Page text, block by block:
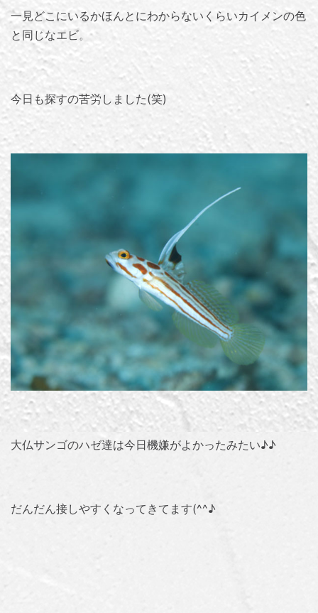
一見どこにいるかほんとにわからないくらいカイメンの色
と同じなエビ。
今日も探すの苦労しました(笑)
大仏サンゴのハゼ達は今日機嫌がよかったみたい♪♪
だんだん接しやすくなってきてます(^^♪